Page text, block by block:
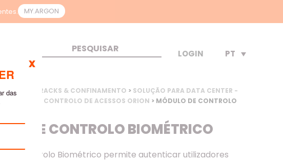
MY.ARGON
LOGIN PT
RACKS & CONFINAMENTO > SOLUÇÃO PARA DATA CENTER -
DE CONTROLO DE ACESSOS ORION > MÓDULO DE CONTROLO
DE CONTROLO BIOMÉTRICO
de Controlo Biométrico permite autenticar utilizadores
das
x